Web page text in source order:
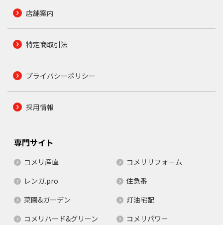
店舗案内
特定商取引法
プライバシーポリシー
採用情報
専門サイト
コメリ産直
コメリリフォーム
レンガ.pro
住急番
菜園&ガーデン
灯油宅配
コメリハード&グリーン
コメリパワー